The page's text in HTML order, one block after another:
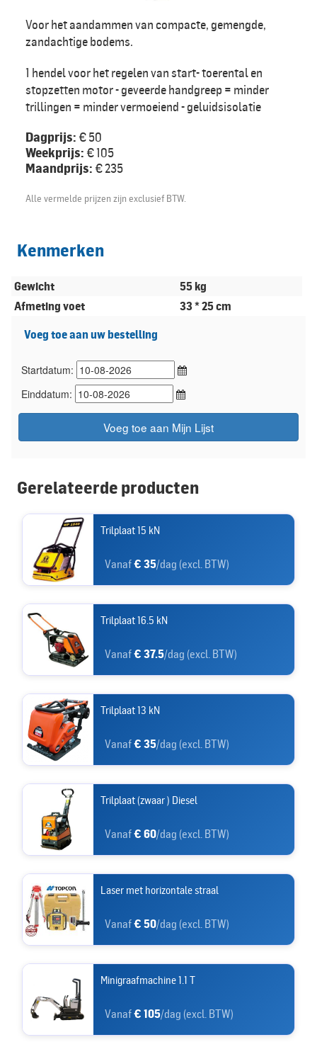
Voor het aandammen van compacte, gemengde,
zandachtige bodems.
1 hendel voor het regelen van start- toerental en
stopzetten motor - geveerde handgreep = minder
trillingen = minder vermoeiend - geluidsisolatie
Dagprijs: € 50
Weekprijs: € 105
Maandprijs: € 235
Alle vermelde prijzen zijn exclusief BTW.
Kenmerken
Gewicht
55 kg
Afmeting voet
33 * 25 cm
Voeg toe aan uw bestelling
Startdatum:
Einddatum:
Voeg toe aan Mijn Lijst
Gerelateerde producten
Trilplaat 15 kN
Vanaf€ 35/dag (excl. BTW)
Trilplaat 16.5 kN
Vanaf€ 37.5/dag (excl. BTW)
Trilplaat 13 kN
Vanaf€ 35/dag (excl. BTW)
Trilplaat (zwaar ) Diesel
Vanaf€ 60/dag (excl. BTW)
Laser met horizontale straal
Vanaf€ 50/dag (excl. BTW)
Minigraafmachine 1.1 T
Vanaf€ 105/dag (excl. BTW)